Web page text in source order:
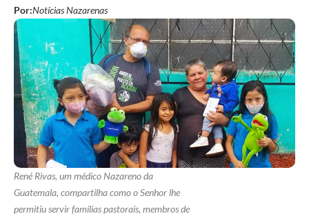
Por:Notícias Nazarenas
René Rivas, um médico Nazareno da
Guatemala, compartilha como o Senhor lhe
permitiu servir famílias pastorais, membros de